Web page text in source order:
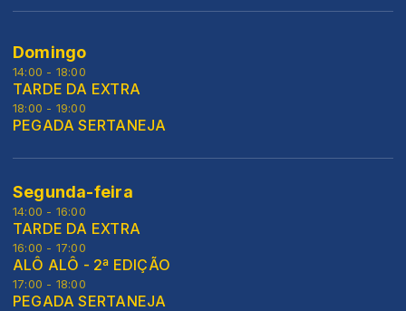
Domingo
14:00 - 18:00
TARDE DA EXTRA
18:00 - 19:00
PEGADA SERTANEJA
Segunda-feira
14:00 - 16:00
TARDE DA EXTRA
16:00 - 17:00
ALÔ ALÔ - 2ª EDIÇÃO
17:00 - 18:00
PEGADA SERTANEJA